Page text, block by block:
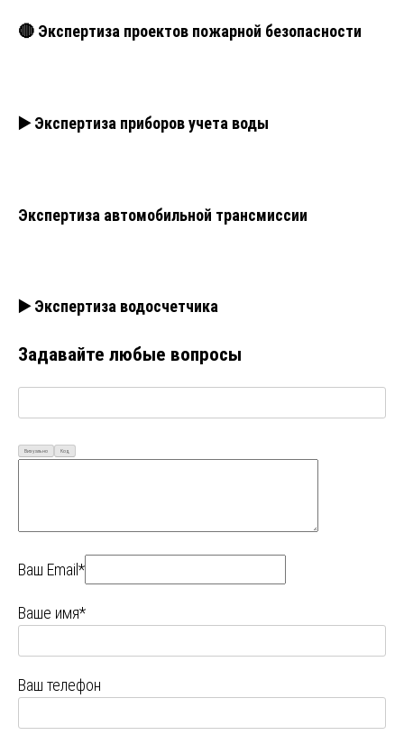
🔴 Экспертиза проектов пожарной безопасности
▶️ Экспертиза приборов учета воды
Экспертиза автомобильной трансмиссии
▶️ Экспертиза водосчетчика
Задавайте любые вопросы
Визуально Код
Ваш Email*
Ваше имя*
Ваш телефон